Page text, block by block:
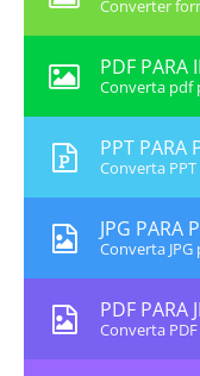
Converter
PDF PARA
Converta pdf
PPT PARA
Converta PPT
JPG PARA
Converta JPG
PDF PARA
Converta PDF